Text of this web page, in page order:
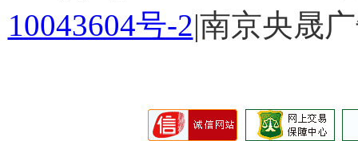
10043604号-2|南京央晟